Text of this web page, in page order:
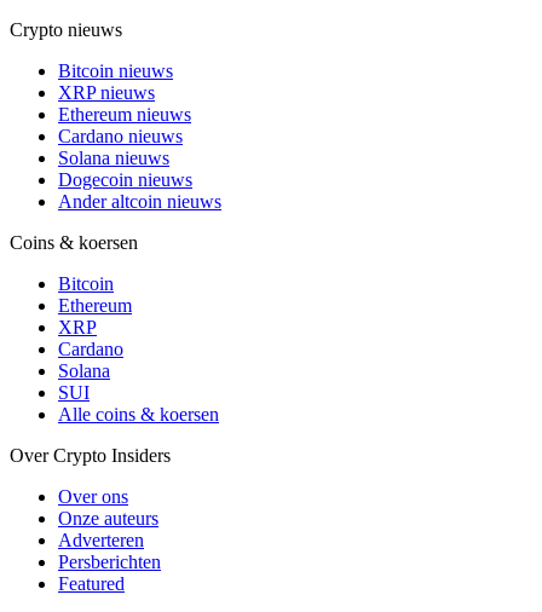
Crypto nieuws
Bitcoin nieuws
XRP nieuws
Ethereum nieuws
Cardano nieuws
Solana nieuws
Dogecoin nieuws
Ander altcoin nieuws
Coins & koersen
Bitcoin
Ethereum
XRP
Cardano
Solana
SUI
Alle coins & koersen
Over Crypto Insiders
Over ons
Onze auteurs
Adverteren
Persberichten
Featured